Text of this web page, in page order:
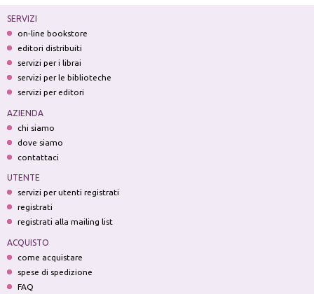
SERVIZI
on-line bookstore
editori distribuiti
servizi per i librai
servizi per le biblioteche
servizi per editori
AZIENDA
chi siamo
dove siamo
contattaci
UTENTE
servizi per utenti registrati
registrati
registrati alla mailing list
ACQUISTO
come acquistare
spese di spedizione
FAQ